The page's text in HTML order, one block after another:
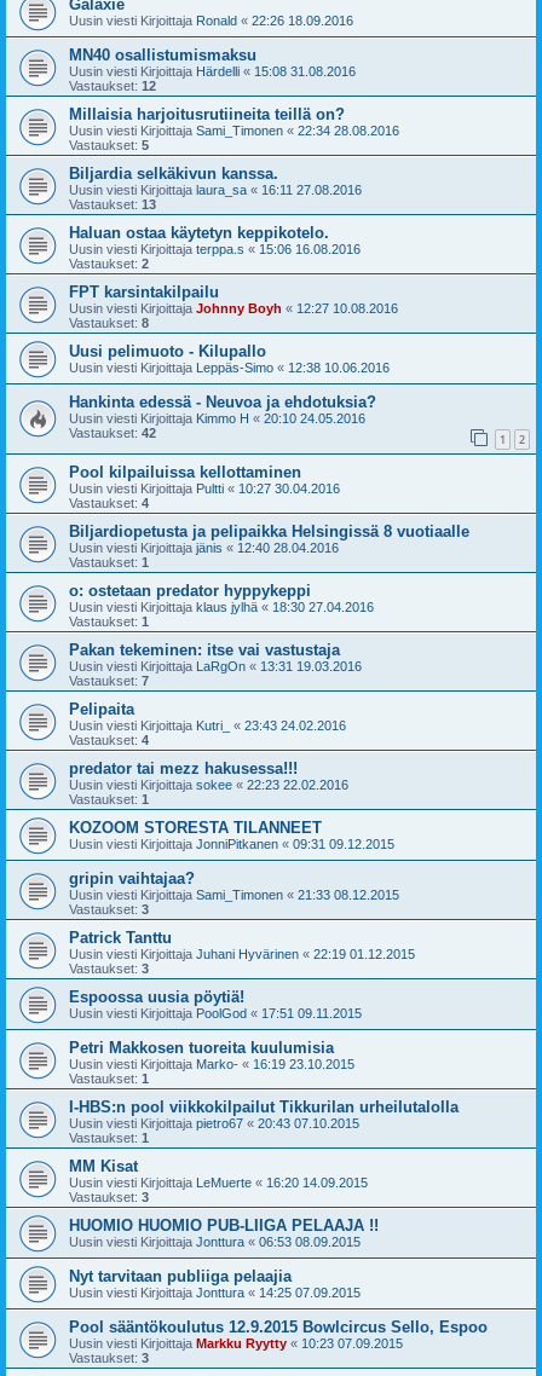
Galaxie
Uusin viesti Kirjoittaja Ronald « 22:26 18.09.2016
MN40 osallistumismaksu
Uusin viesti Kirjoittaja Härdelli « 15:08 31.08.2016
Vastaukset: 12
Millaisia harjoitusrutiineita teillä on?
Uusin viesti Kirjoittaja Sami_Timonen « 22:34 28.08.2016
Vastaukset: 5
Biljardia selkäkivun kanssa.
Uusin viesti Kirjoittaja laura_sa « 16:11 27.08.2016
Vastaukset: 13
Haluan ostaa käytetyn keppikotelo.
Uusin viesti Kirjoittaja terppa.s « 15:06 16.08.2016
Vastaukset: 2
FPT karsintakilpailu
Uusin viesti Kirjoittaja Johnny Boyh « 12:27 10.08.2016
Vastaukset: 8
Uusi pelimuoto - Kilupallo
Uusin viesti Kirjoittaja Leppäs-Simo « 12:38 10.06.2016
Hankinta edessä - Neuvoa ja ehdotuksia?
Uusin viesti Kirjoittaja Kimmo H « 20:10 24.05.2016
Vastaukset: 42 1 2
Pool kilpailuissa kellottaminen
Uusin viesti Kirjoittaja Pultti « 10:27 30.04.2016
Vastaukset: 4
Biljardiopetusta ja pelipaikka Helsingissä 8 vuotiaalle
Uusin viesti Kirjoittaja jänis « 12:40 28.04.2016
Vastaukset: 1
o: ostetaan predator hyppykeppi
Uusin viesti Kirjoittaja klaus jylhä « 18:30 27.04.2016
Vastaukset: 1
Pakan tekeminen: itse vai vastustaja
Uusin viesti Kirjoittaja LaRgOn « 13:31 19.03.2016
Vastaukset: 7
Pelipaita
Uusin viesti Kirjoittaja Kutri_ « 23:43 24.02.2016
Vastaukset: 4
predator tai mezz hakusessa!!!
Uusin viesti Kirjoittaja sokee « 22:23 22.02.2016
Vastaukset: 1
KOZOOM STORESTA TILANNEET
Uusin viesti Kirjoittaja JonniPitkanen « 09:31 09.12.2015
gripin vaihtajaa?
Uusin viesti Kirjoittaja Sami_Timonen « 21:33 08.12.2015
Vastaukset: 3
Patrick Tanttu
Uusin viesti Kirjoittaja Juhani Hyvärinen « 22:19 01.12.2015
Vastaukset: 3
Espoossa uusia pöytiä!
Uusin viesti Kirjoittaja PoolGod « 17:51 09.11.2015
Petri Makkosen tuoreita kuulumisia
Uusin viesti Kirjoittaja Marko- « 16:19 23.10.2015
Vastaukset: 1
I-HBS:n pool viikkokilpailut Tikkurilan urheilutalolla
Uusin viesti Kirjoittaja pietro67 « 20:43 07.10.2015
Vastaukset: 1
MM Kisat
Uusin viesti Kirjoittaja LeMuerte « 16:20 14.09.2015
Vastaukset: 3
HUOMIO HUOMIO PUB-LIIGA PELAAJA !!
Uusin viesti Kirjoittaja Jonttura « 06:53 08.09.2015
Nyt tarvitaan publiiga pelaajia
Uusin viesti Kirjoittaja Jonttura « 14:25 07.09.2015
Pool sääntökoulutus 12.9.2015 Bowlcircus Sello, Espoo
Uusin viesti Kirjoittaja Markku Ryytty « 10:23 07.09.2015
Vastaukset: 3